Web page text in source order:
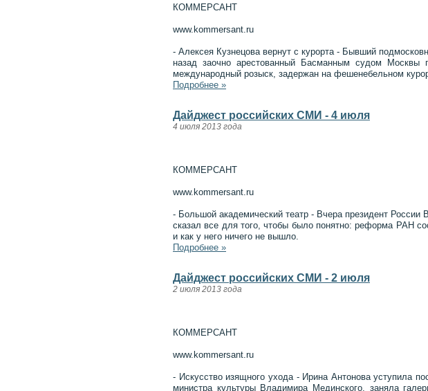
КОММЕРСАНТ
www.kommersant.ru
- Алексея Кузнецова вернут с курорта - Бывший
назад заочно арестованный Басманным судом
международный розыск, задержан на фешенебельном
Подробнее »
Дайджест российских СМИ - 4 июля
4 июля 2013 года
КОММЕРСАНТ
www.kommersant.ru
- Большой академический театр - Вчера президент
сказал все для того, чтобы было понятно: реформа РАН
и как у него ничего не вышло.
Подробнее »
Дайджест российских СМИ - 2 июля
2 июля 2013 года
КОММЕРСАНТ
www.kommersant.ru
- Искусство изящного ухода - Ирина Антонова уступила
министра культуры Владимира Мединского, заняла